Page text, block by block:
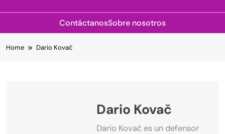
ContáctanosSobre nosotros
toHome Dario Kovač
Dario Kovač
Dario Kovač es un defensor